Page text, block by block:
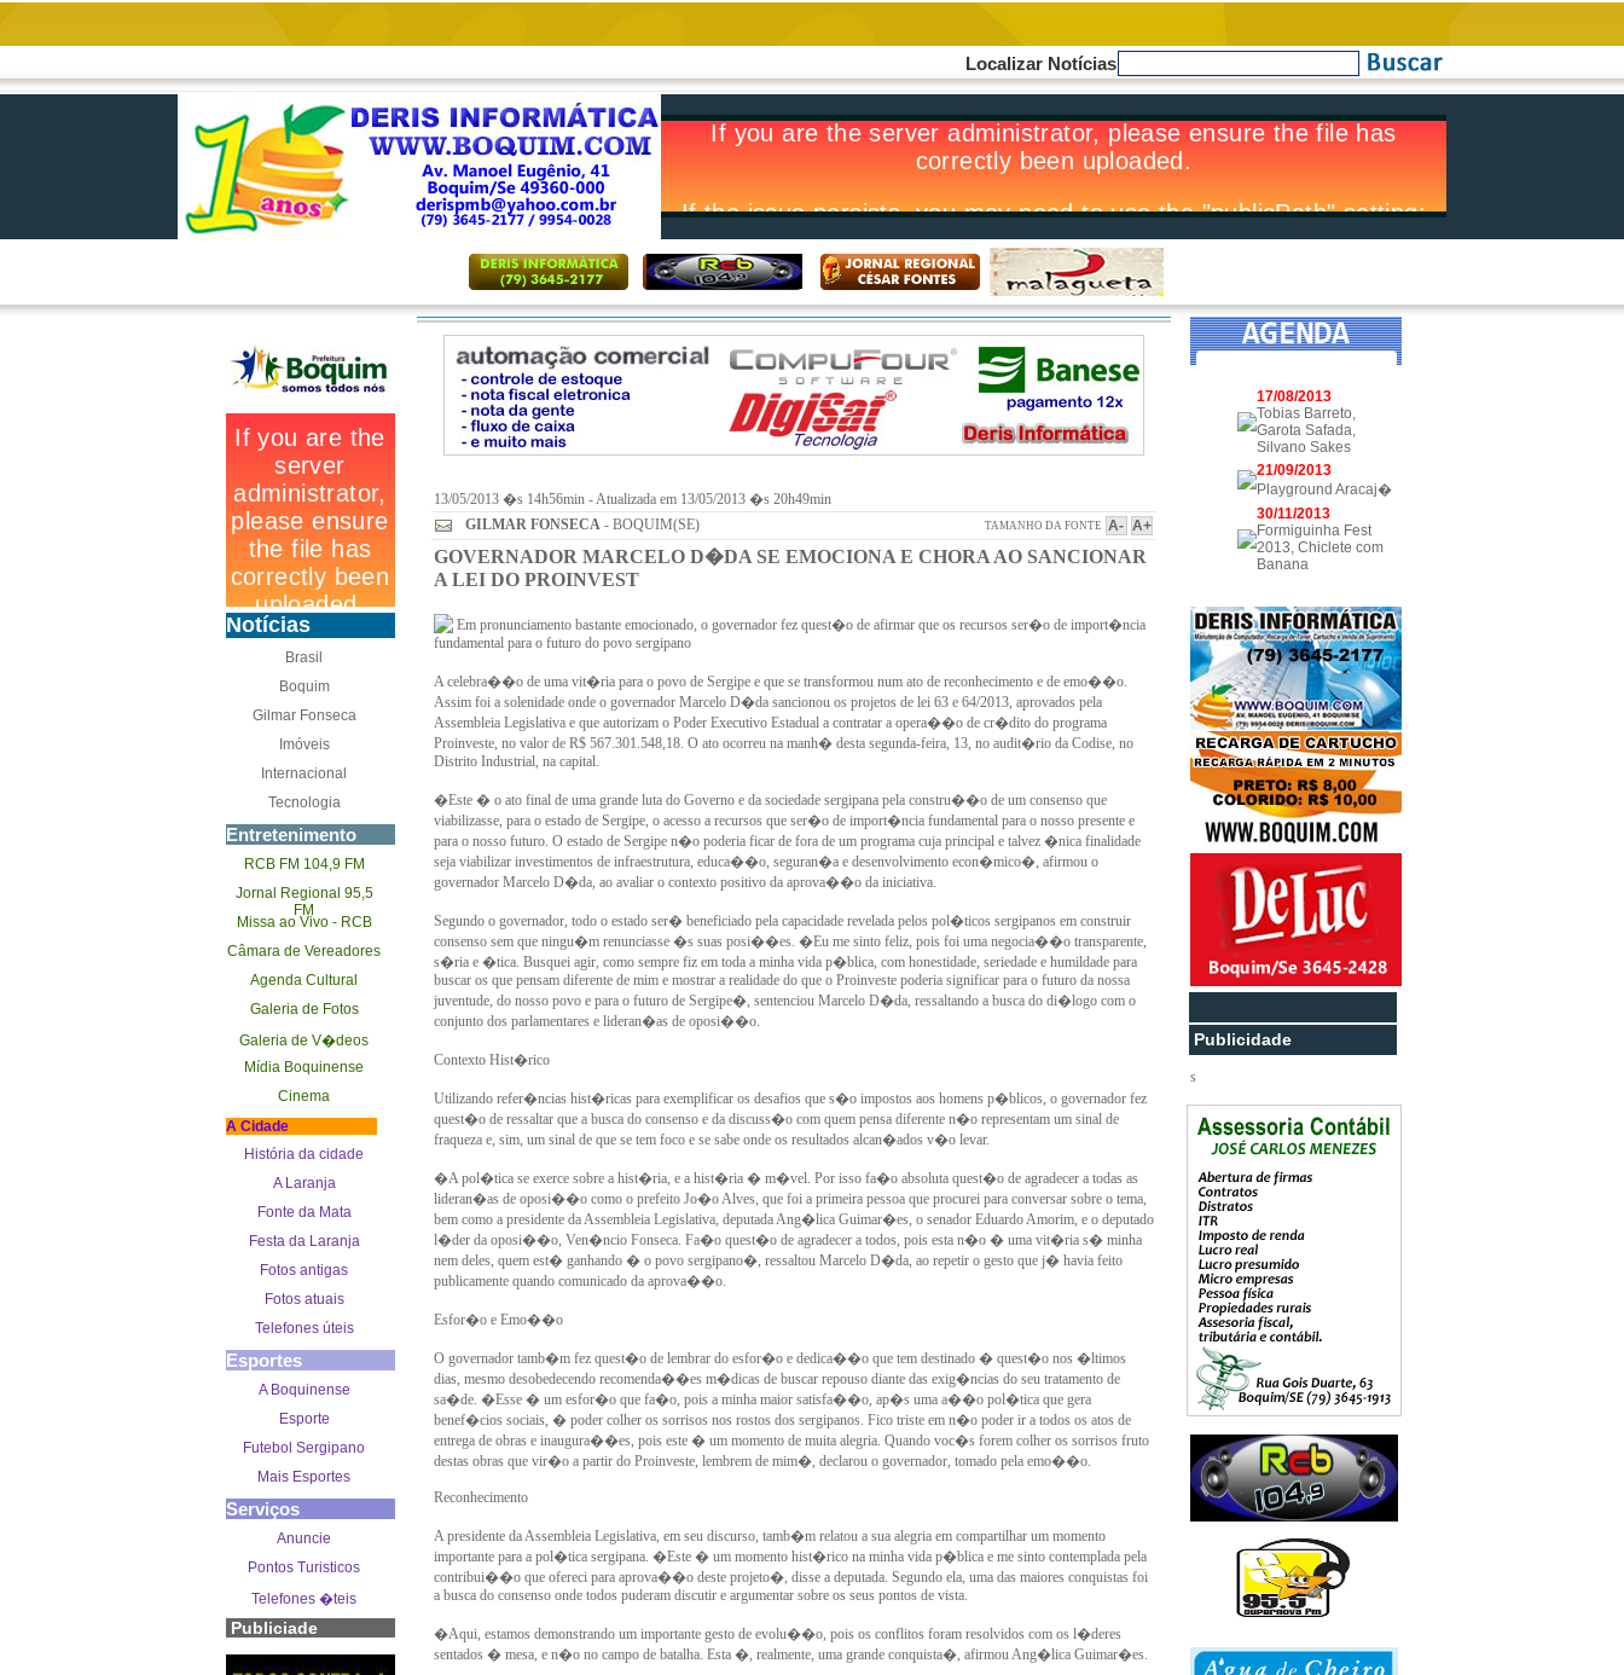
Localizar Notícias
Notícias
Brasil
Boquim
Gilmar Fonseca
Imóveis
Internacional
Tecnologia
Entretenimento
RCB FM 104,9 FM
Jornal Regional 95,5
FM
Missa ao Vivo - RCB
Câmara de Vereadores
Agenda Cultural
Galeria de Fotos
Galeria de V�deos
Mídia Boquinense
Cinema
A Cidade
História da cidade
A Laranja
Fonte da Mata
Festa da Laranja
Fotos antigas
Fotos atuais
Telefones úteis
Esportes
A Boquinense
Esporte
Futebol Sergipano
Mais Esportes
Serviços
Anuncie
Pontos Turisticos
Telefones �teis
Publiciade
13/05/2013 �s 14h56min - Atualizada em 13/05/2013 �s 20h49min
GILMAR FONSECA- BOQUIM(SE) TAMANHO DA FONTE A- A+
GOVERNADOR MARCELO D�DA SE EMOCIONA E CHORA AO SANCIONAR
A LEI DO PROINVEST
Em pronunciamento bastante emocionado, o governador fez quest�o de afirmar que os recursos ser�o de import�ncia
fundamental para o futuro do povo sergipano
A celebra��o de uma vit�ria para o povo de Sergipe e que se transformou num ato de reconhecimento e de emo��o.
Assim foi a solenidade onde o governador Marcelo D�da sancionou os projetos de lei 63 e 64/2013, aprovados pela
Assembleia Legislativa e que autorizam o Poder Executivo Estadual a contratar a opera��o de cr�dito do programa
Proinveste, no valor de R$ 567.301.548,18. O ato ocorreu na manh� desta segunda-feira, 13, no audit�rio da Codise, no
Distrito Industrial, na capital.
�Este � o ato final de uma grande luta do Governo e da sociedade sergipana pela constru��o de um consenso que
viabilizasse, para o estado de Sergipe, o acesso a recursos que ser�o de import�ncia fundamental para o nosso presente e
para o nosso futuro. O estado de Sergipe n�o poderia ficar de fora de um programa cuja principal e talvez �nica finalidade
seja viabilizar investimentos de infraestrutura, educa��o, seguran�a e desenvolvimento econ�mico�, afirmou o
governador Marcelo D�da, ao avaliar o contexto positivo da aprova��o da iniciativa.
Segundo o governador, todo o estado ser� beneficiado pela capacidade revelada pelos pol�ticos sergipanos em construir
consenso sem que ningu�m renunciasse �s suas posi��es. �Eu me sinto feliz, pois foi uma negocia��o transparente,
s�ria e �tica. Busquei agir, como sempre fiz em toda a minha vida p�blica, com honestidade, seriedade e humildade para
buscar os que pensam diferente de mim e mostrar a realidade do que o Proinveste poderia significar para o futuro da nossa
juventude, do nosso povo e para o futuro de Sergipe�, sentenciou Marcelo D�da, ressaltando a busca do di�logo com o
conjunto dos parlamentares e lideran�as de oposi��o.
Contexto Hist�rico
Utilizando refer�ncias hist�ricas para exemplificar os desafios que s�o impostos aos homens p�blicos, o governador fez
quest�o de ressaltar que a busca do consenso e da discuss�o com quem pensa diferente n�o representam um sinal de
fraqueza e, sim, um sinal de que se tem foco e se sabe onde os resultados alcan�ados v�o levar.
�A pol�tica se exerce sobre a hist�ria, e a hist�ria � m�vel. Por isso fa�o absoluta quest�o de agradecer a todas as
lideran�as de oposi��o como o prefeito Jo�o Alves, que foi a primeira pessoa que procurei para conversar sobre o tema,
bem como a presidente da Assembleia Legislativa, deputada Ang�lica Guimar�es, o senador Eduardo Amorim, e o deputado
l�der da oposi��o, Ven�ncio Fonseca. Fa�o quest�o de agradecer a todos, pois esta n�o � uma vit�ria s� minha
nem deles, quem est� ganhando � o povo sergipano�, ressaltou Marcelo D�da, ao repetir o gesto que j� havia feito
publicamente quando comunicado da aprova��o.
Esfor�o e Emo��o
O governador tamb�m fez quest�o de lembrar do esfor�o e dedica��o que tem destinado � quest�o nos �ltimos
dias, mesmo desobedecendo recomenda��es m�dicas de buscar repouso diante das exig�ncias do seu tratamento de
sa�de. �Esse � um esfor�o que fa�o, pois a minha maior satisfa��o, ap�s uma a��o pol�tica que gera
benef�cios sociais, � poder colher os sorrisos nos rostos dos sergipanos. Fico triste em n�o poder ir a todos os atos de
entrega de obras e inaugura��es, pois este � um momento de muita alegria. Quando voc�s forem colher os sorrisos fruto
destas obras que vir�o a partir do Proinveste, lembrem de mim�, declarou o governador, tomado pela emo��o.
Reconhecimento
A presidente da Assembleia Legislativa, em seu discurso, tamb�m relatou a sua alegria em compartilhar um momento
importante para a pol�tica sergipana. �Este � um momento hist�rico na minha vida p�blica e me sinto contemplada pela
contribui��o que ofereci para aprova��o deste projeto�, disse a deputada. Segundo ela, uma das maiores conquistas foi
a busca do consenso onde todos puderam discutir e argumentar sobre os seus pontos de vista.
�Aqui, estamos demonstrando um importante gesto de evolu��o, pois os conflitos foram resolvidos com os l�deres
sentados � mesa, e n�o no campo de batalha. Esta �, realmente, uma grande conquista�, afirmou Ang�lica Guimar�es.
17/08/2013
Tobias Barreto,
Garota Safada,
Silvano Sakes
21/09/2013
Playground Aracaj�
30/11/2013
Formiguinha Fest
2013, Chiclete com
Banana
Publicidade
s